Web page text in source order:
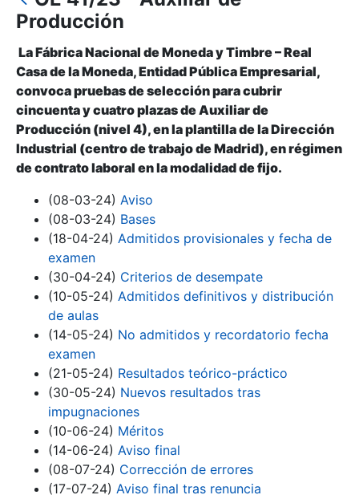
Show/Hide
Show/Hide
Show/Hide
Producción
La Fábrica Nacional de Moneda y Timbre – Real
Casa de la Moneda, Entidad Pública Empresarial,
convoca pruebas de selección para cubrir
cincuenta y cuatro plazas de Auxiliar de
Producción (nivel 4), en la plantilla de la Dirección
Industrial (centro de trabajo de Madrid), en régimen
de contrato laboral en la modalidad de fijo.
(08-03-24) Aviso
(08-03-24) Bases
(18-04-24) Admitidos provisionales y fecha de
examen
(30-04-24) Criterios de desempate
(10-05-24) Admitidos definitivos y distribución
de aulas
(14-05-24) No admitidos y recordatorio fecha
examen
(21-05-24) Resultados teórico-práctico
(30-05-24) Nuevos resultados tras
impugnaciones
(10-06-24) Méritos
(14-06-24) Aviso final
(08-07-24) Corrección de errores
(17-07-24) Aviso final tras renuncia